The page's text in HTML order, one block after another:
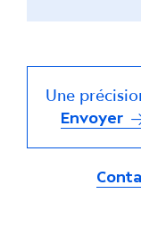
Une
Envoyer